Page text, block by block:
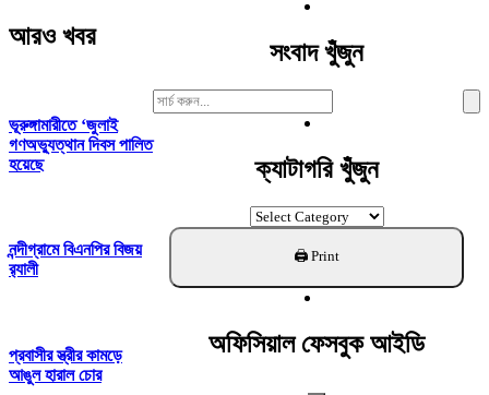
আরও খবর
ভূরুঙ্গামারীতে ‘জুলাই
গণঅভ্যুত্থান দিবস পালিত
হয়েছে
নন্দীগ্রামে বিএনপির বিজয়
র‌্যালী
প্রবাসীর স্ত্রীর কামড়ে
আঙুল হারাল চোর
সংবাদ খুঁজুন
Search
For:
ক্যাটাগরি খুঁজুন
ক্যাটাগরি
খুঁজুন
অফিসিয়াল ফেসবুক আইডি